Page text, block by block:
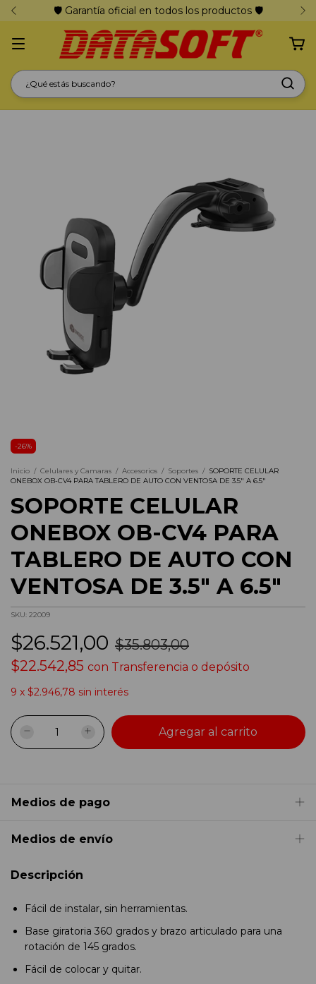
🛡️ Garantía oficial en todos los productos 🛡️
-26%
Inicio / Celulares y Camaras / Accesorios / Soportes / SOPORTE CELULAR
ONEBOX OB-CV4 PARA TABLERO DE AUTO CON VENTOSA DE 3.5" A 6.5"
SOPORTE CELULAR
ONEBOX OB-CV4 PARA
TABLERO DE AUTO CON
VENTOSA DE 3.5" A 6.5"
SKU: 22009
$26.521,00 $35.803,00
$22.542,85 con Transferencia o depósito
9 x $2.946,78 sin interés
Medios de pago
Medios de envío
Descripción
Fácil de instalar, sin herramientas.
Base giratoria 360 grados y brazo articulado para una
rotación de 145 grados.
Fácil de colocar y quitar.